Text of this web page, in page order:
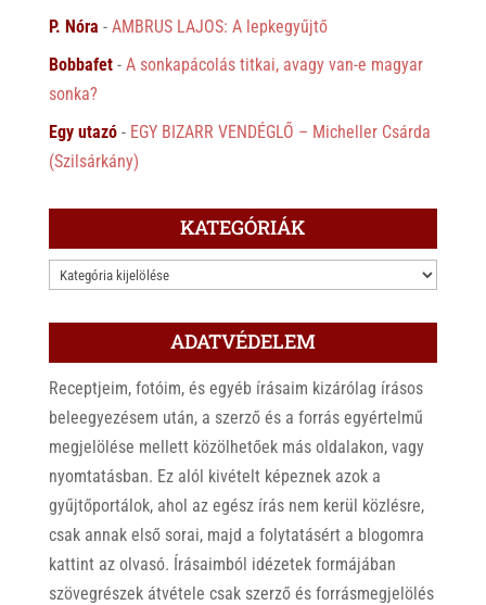
P. Nóra - AMBRUS LAJOS: A lepkegyűjtő
Bobbafet- A sonkapácolás titkai, avagy van-e magyar
sonka?
Egy utazó- EGY BIZARR VENDÉGLŐ – Micheller Csárda
(Szilsárkány)
KATEGÓRIÁK
KATEGÓRIÁK
ADATVÉDELEM
Receptjeim, fotóim, és egyéb írásaim kizárólag írásos
beleegyezésem után, a szerző és a forrás egyértelmű
megjelölése mellett közölhetőek más oldalakon, vagy
nyomtatásban. Ez alól kivételt képeznek azok a
gyűjtőportálok, ahol az egész írás nem kerül közlésre,
csak annak első sorai, majd a folytatásért a blogomra
kattint az olvasó. Írásaimból idézetek formájában
szövegrészek átvétele csak szerző és forrásmegjelölés